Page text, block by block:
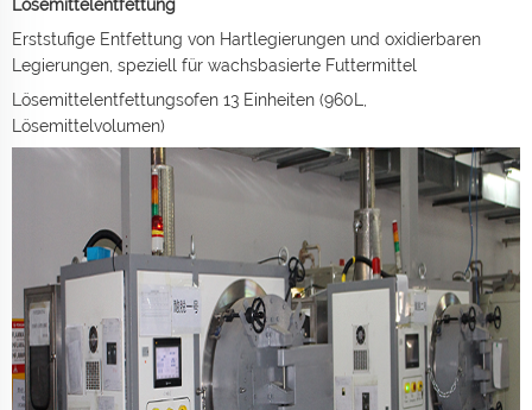
Lösemittelentfettung
Erststufige Entfettung von Hartlegierungen und oxidierbaren
Legierungen, speziell für wachsbasierte Futtermittel
Lösemittelentfettungsofen 13 Einheiten (960L,
Lösemittelvolumen)